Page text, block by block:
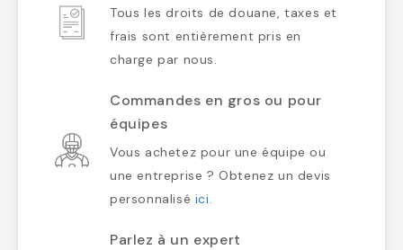
Tous les droits de douane, taxes et
frais sont entièrement pris en
charge par nous.
Commandes en gros ou pour
équipes
Vous achetez pour une équipe ou
une entreprise ? Obtenez un devis
personnalisé ici.
Parlez à un expert